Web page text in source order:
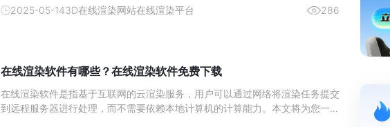
2025-05-143D在线渲染网站在线渲染平台 286
在线渲染软件有哪些？在线渲染软件免费下载
在线渲染软件是指基于互联网的云渲染服务，用户可以通过网络将渲染任务提交
到远程服务器进行处理，而不需要依赖本地计算机的计算能力。本文将为您一一